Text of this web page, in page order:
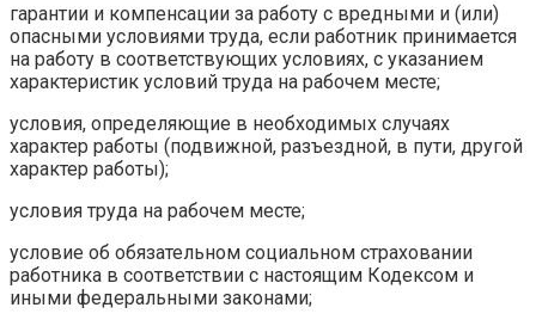
гарантии и компенсации за работу с вредными и (или)
опасными условиями труда, если работник принимается
на работу в соответствующих условиях, с указанием
характеристик условий труда на рабочем месте;
условия, определяющие в необходимых случаях
характер работы (подвижной, разъездной, в пути, другой
характер работы);
условия труда на рабочем месте;
условие об обязательном социальном страховании
работника в соответствии с настоящим Кодексом и
иными федеральными законами;